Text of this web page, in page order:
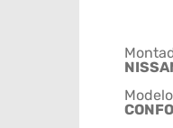
Modelo